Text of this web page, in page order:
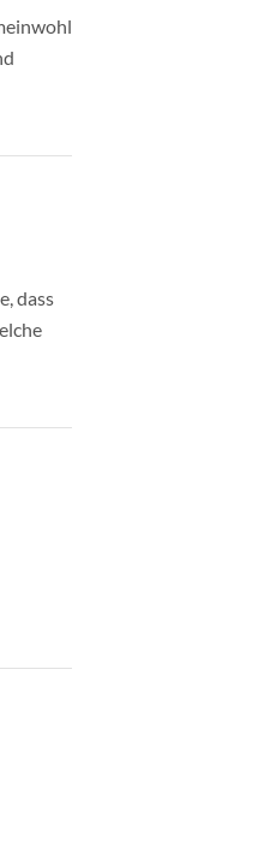
dass